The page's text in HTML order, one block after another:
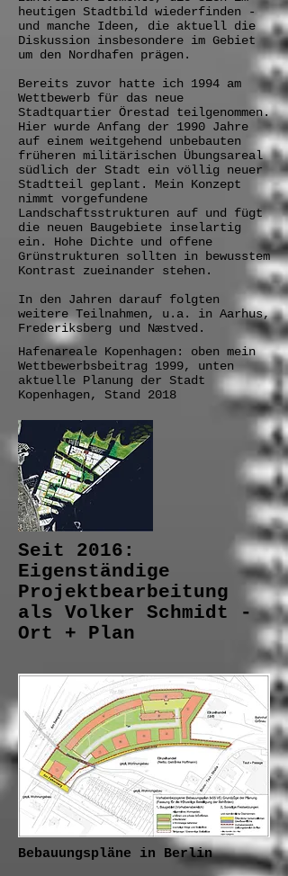
heutigen Stadtbild wiederfinden -
und manche Ideen, die aktuell die
Diskussion insbesondere im Gebiet
um den Nordhafen prägen.
Bereits zuvor hatte ich 1994 am
Wettbewerb für das neue
Stadtquartier Örestad teilgenommen.
Hier wurde Anfang der 1990 Jahre
auf einem weitgehend unbebauten
früheren militärischen Übungsareal
südlich der Stadt ein völlig neuer
Stadtteil geplant. Mein Konzept
nimmt vorgefundene
Landschaftsstrukturen auf und fügt
die neuen Baugebiete inselartig
ein. Hohe Dichte und offene
Grünstrukturen sollten in bewusstem
Kontrast zueinander stehen.
In den Jahren darauf folgten
weitere Teilnahmen, u.a. in Aarhus,
Frederiksberg und Næstved.
Hafenareale Kopenhagen: oben mein
Wettbewerbsbeitrag 1999, unten
aktuelle Planung der Stadt
Kopenhagen, Stand 2018
Seit 2016:
Eigenständige
Projektbearbeitung
als Volker Schmidt -
Ort + Plan
Bebauungspläne in Berlin